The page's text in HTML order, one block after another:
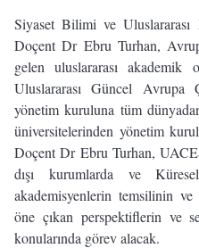
Siyaset Bilimi ve
Doçent Dr Ebru Turhan,
gelen uluslararası
Uluslararası Güncel Avrupa
yönetim kuruluna tüm
üniversitelerinden yönetim
Doçent Dr Ebru Turhan,
dışı kurumlarda ve
akademisyenlerin temsilinin
öne çıkan perspektiflerin ve
konularında görev alacak.